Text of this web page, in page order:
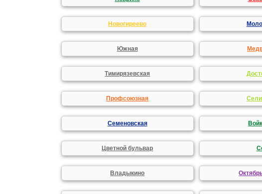
Новогиреево
Южная
Тимирязевская
Профсоюзная
Семеновская
Цветной бульвар
Владыкино